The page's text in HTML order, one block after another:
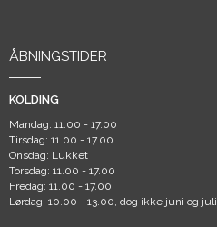
ÅBNINGSTIDER
KOLDING
Mandag: 11.00 - 17.00
Tirsdag: 11.00 - 17.00
Onsdag: Lukket
Torsdag: 11.00 - 17.00
Fredag: 11.00 - 17.00
Lørdag: 10.00 - 13.00, dog ikke juni og juli